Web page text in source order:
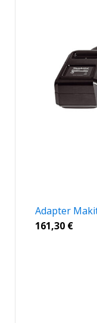
Adapter
161,30 €